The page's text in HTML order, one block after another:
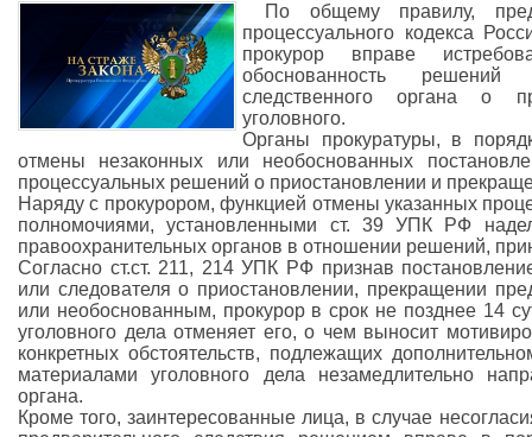
По общему правилу,
процессуального кодекса
прокурор вправе
обоснованность решений
следственного органа о
уголовного.
Органы прокуратуры, в
отмены незаконных или необоснованных
процессуальных решений о приостановлении и
Наряду с прокурором, функцией отмены указанных
полномочиями, установленными ст. 39 УПК РФ
правоохранительных органов в отношении решений,
Согласно ст.ст. 211, 214 УПК РФ признав
или следователя о приостановлении, прекращении
или необоснованным, прокурор в срок не позднее 14
уголовного дела отменяет его, о чем выносит
конкретных обстоятельств, подлежащих
материалами уголовного дела незамедлительно
органа.
Кроме того, заинтересованные лица, в случае